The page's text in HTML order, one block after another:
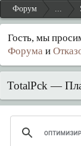
Форум ...
Гость, мы
Форума и
TotalPck —